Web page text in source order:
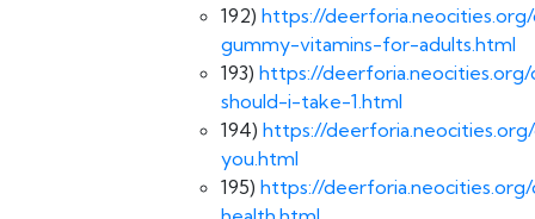
192) https://
gummy-vitamins-for-adults.html
193) https://
should-i-take-1.html
194) https://
you.html
195) https://